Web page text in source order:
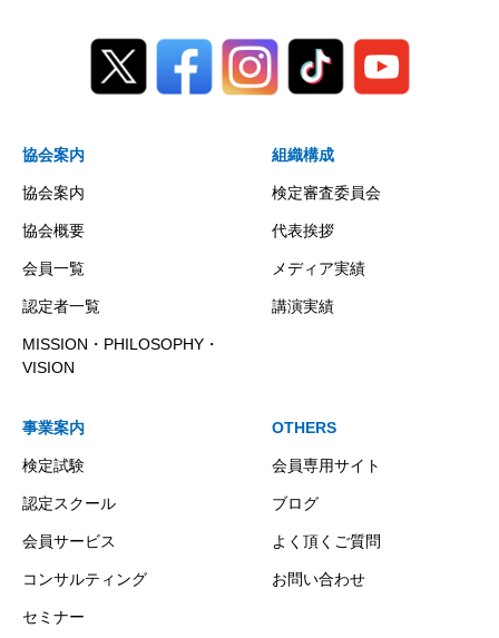
協会案内
協会案内
協会概要
会員一覧
認定者一覧
MISSION・PHILOSOPHY・
VISION
組織構成
検定審査委員会
代表挨拶
メディア実績
講演実績
事業案内
検定試験
認定スクール
会員サービス
コンサルティング
セミナー
OTHERS
会員専用サイト
ブログ
よく頂くご質問
お問い合わせ